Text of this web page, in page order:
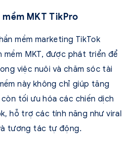
mềm MKT TikPro
mềm marketing TikTok
MKT, được phát triển để
việc nuôi và chăm sóc tài
này không chỉ giúp tăng
tối ưu hóa các chiến dịch
hỗ trợ các tính năng như viral
tương tác tự động.